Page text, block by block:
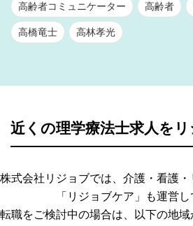
高齢者コミュニケーター 高齢者
高橋竜士 高林孝光
近くの理学療法士求人を
株式会社リジョブでは、介護・看護
「リジョブケア」も運営し
転職をご検討中の場合は、以下の地域